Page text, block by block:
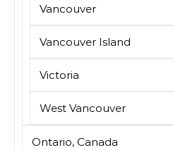
Vancouver
Vancouver Island
Victoria
West Vancouver
Ontario, Canada